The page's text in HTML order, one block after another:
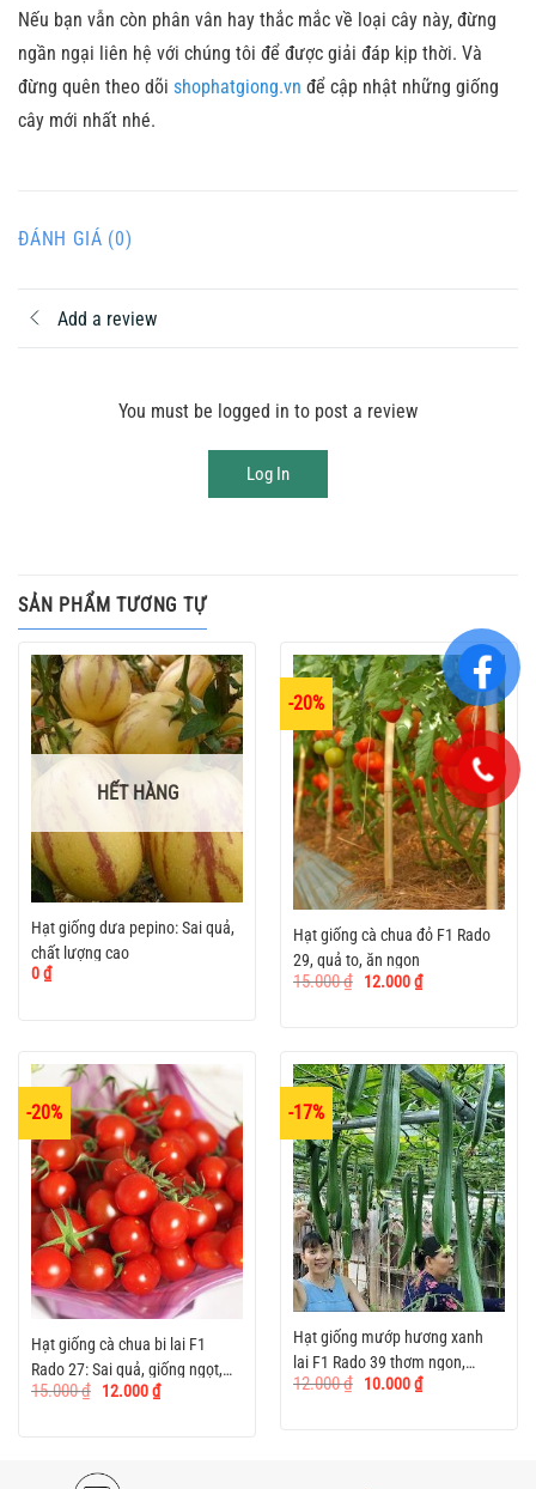
Nếu bạn vẫn còn phân vân hay thắc mắc về loại cây này, đừng
ngần ngại liên hệ với chúng tôi để được giải đáp kịp thời. Và
đừng quên theo dõi shophatgiong.vn để cập nhật những giống
cây mới nhất nhé.
ĐÁNH GIÁ (0)
Add a review
You must be logged in to post a review
Log In
SẢN PHẨM TƯƠNG TỰ
HẾT HÀNG
Hạt giống dưa pepino: Sai quả,
chất lượng cao
0₫
-20%
Hạt giống cà chua đỏ F1 Rado
29, quả to, ăn ngon
15.000₫
Giá
gốc
12.000₫Giá
hiện
-20%
Hạt giống cà chua bi lai F1
Rado 27: Sai quả, giống ngọt,
dễ trồng
15.000₫
Giá
gốc
12.000₫Giá
hiện
-17%
Hạt giống mướp hương xanh
lai F1 Rado 39 thơm ngon,
năng suất cao
12.000₫
Giá
gốc
10.000₫Giá
hiện